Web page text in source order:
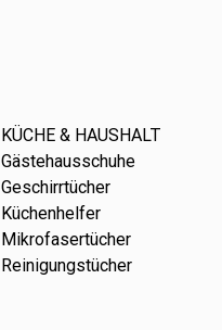
KÜCHE & HAUSHALT
Gästehausschuhe
Geschirrtücher
Küchenhelfer
Mikrofasertücher
Reinigungstücher